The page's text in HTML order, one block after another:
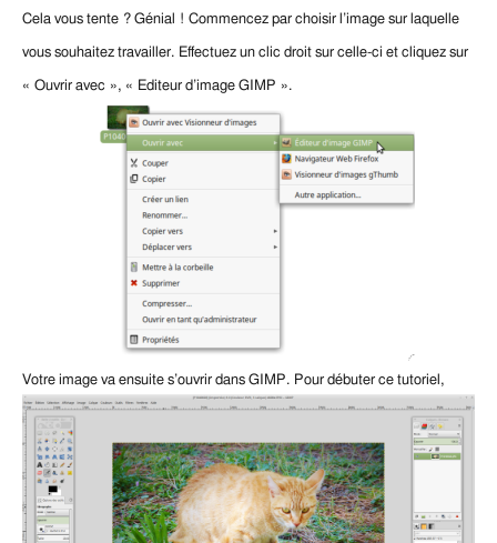
Cela vous tente ? Génial ! Commencez par choisir l’image sur laquelle
vous souhaitez travailler. Effectuez un clic droit sur celle-ci et cliquez sur
« Ouvrir avec », « Editeur d’image GIMP ».
Votre image va ensuite s’ouvrir dans GIMP. Pour débuter ce tutoriel,